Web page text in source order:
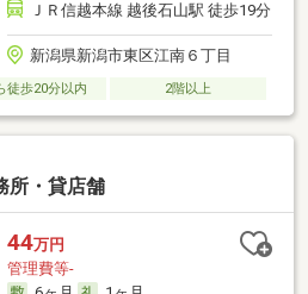
ＪＲ信越本線 越後石山駅 徒歩19分
新潟県新潟市東区江南６丁目
徒歩20分以内 2階以上
所・貸店舗
44万円
管理費等-